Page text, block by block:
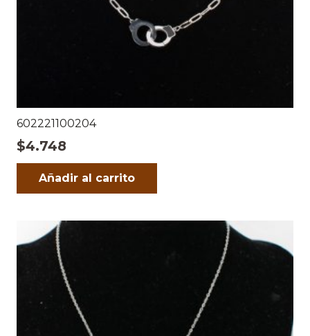
602221100204
$4.748
Añadir al carrito